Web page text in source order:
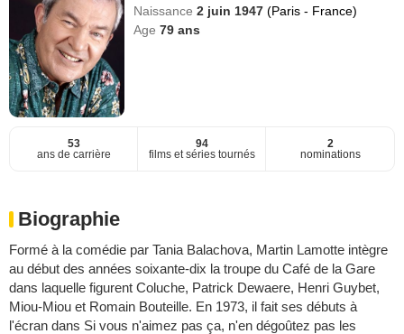
Naissance2 juin 1947(Paris - France)
Age79 ans
53
ans de carrière
94
films et séries tournés
2
nominations
Biographie
Formé à la comédie par Tania Balachova, Martin Lamotte intègre
au début des années soixante-dix la troupe du Café de la Gare
dans laquelle figurent Coluche, Patrick Dewaere, Henri Guybet,
Miou-Miou et Romain Bouteille. En 1973, il fait ses débuts à
l'écran dans Si vous n'aimez pas ça, n'en dégoûtez pas les